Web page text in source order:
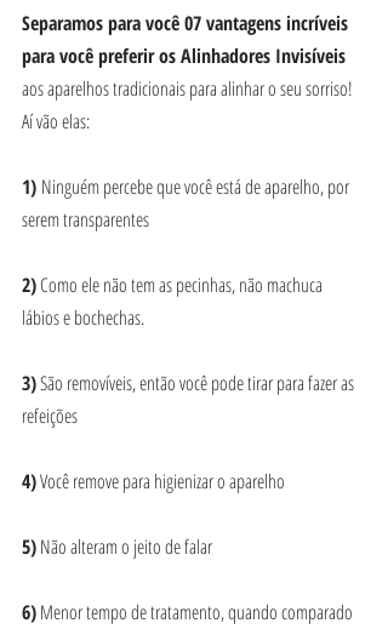
Separamos para você 07 vantagens incríveis
para você preferir os Alinhadores Invisíveis
aos aparelhos tradicionais para alinhar o seu sorriso!
Aí vão elas:
1) Ninguém percebe que você está de aparelho, por
serem transparentes
2) Como ele não tem as pecinhas, não machuca
lábios e bochechas.
3) São removíveis, então você pode tirar para fazer as
refeições
4) Você remove para higienizar o aparelho
5) Não alteram o jeito de falar
6) Menor tempo de tratamento, quando comparado